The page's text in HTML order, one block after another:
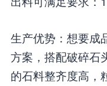
生产优势：想要成
方案，搭配破碎石
的石料整齐度高，